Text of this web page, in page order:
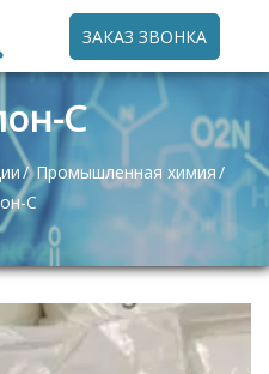
С
Промышленная химия
С
ЗАКАЗ ЗВОНКА